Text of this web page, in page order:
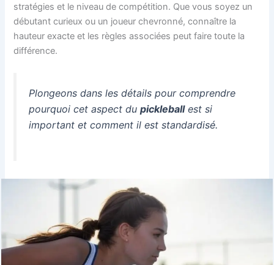
stratégies et le niveau de compétition. Que vous soyez un
débutant curieux ou un joueur chevronné, connaître la
hauteur exacte et les règles associées peut faire toute la
différence.
Plongeons dans les détails pour comprendre
pourquoi cet aspect dupickleballest si
important et comment il est standardisé.